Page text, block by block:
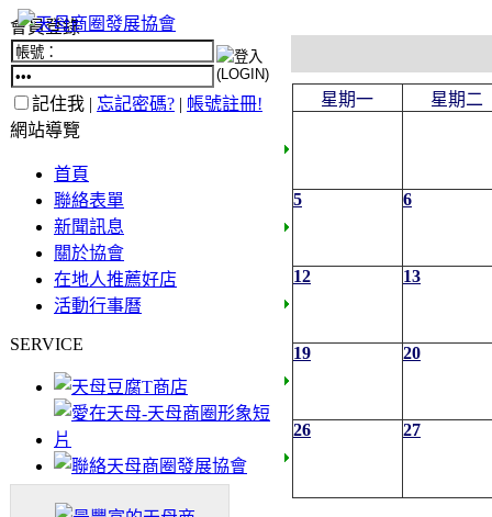
會員登錄
記住我 | 忘記密碼? | 帳號註冊!
網站導覽
首頁
聯絡表單
新聞訊息
關於協會
在地人推薦好店
活動行事曆
SERVICE
星期一 星期二
5 6
12 13
19 20
26 27